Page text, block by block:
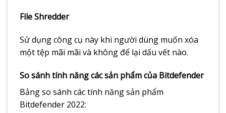
File Shredder
Sử dụng công cụ này khi người dùng muốn xóa
một tệp mãi mãi và không để lại dấu vết nào.
So sánh tính năng các sản phẩm của Bitdefender
Bảng so sánh các tính năng sản phẩm
Bitdefender 2022: